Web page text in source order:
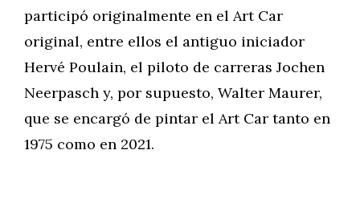
participó originalmente en el Art Car
original, entre ellos el antiguo iniciador
Hervé Poulain, el piloto de carreras Jochen
Neerpasch y, por supuesto, Walter Maurer,
que se encargó de pintar el Art Car tanto en
1975 como en 2021.